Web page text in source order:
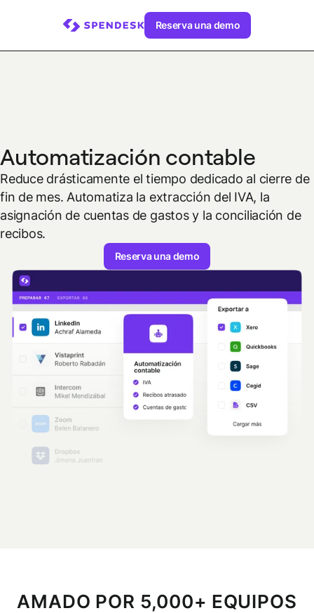
Reserva una demo
Automatización contable
Reduce drásticamente el tiempo dedicado al cierre de
fin de mes. Automatiza la extracción del IVA, la
asignación de cuentas de gastos y la conciliación de
recibos.
Reserva una demo
AMADO POR 5,000+ EQUIPOS